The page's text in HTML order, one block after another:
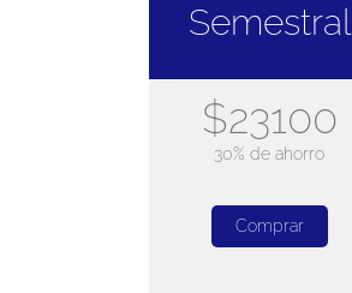
Semestral
$23100
30% de ahorro
Comprar